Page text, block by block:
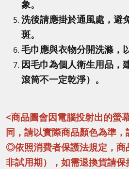
象。
洗後請應掛於通風處，避
斑。
毛巾應與衣物分開洗滌，
因毛巾為個人衛生用品，
滾筒不一定乾淨）。
<商品圖會因電腦投射出的螢
同，請以實際商品顏色為準，
◎依照消費者保護法規定，商
非試用期），如需退換貨請